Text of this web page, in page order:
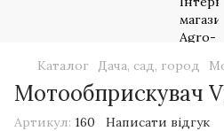
Каталог Дача, сад, город
Мотообприскувач
Артикул: 160 Написати відгук